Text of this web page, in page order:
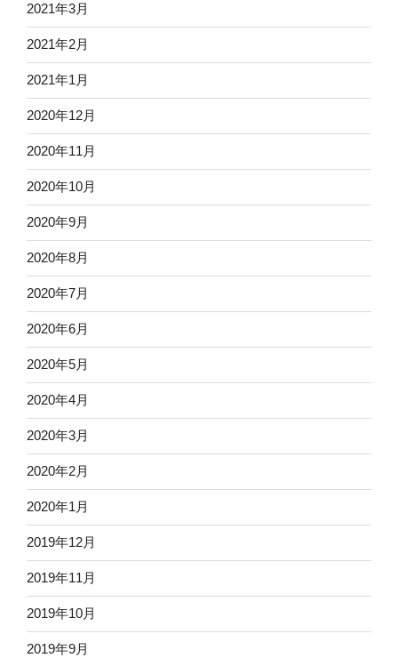
2021年3月
2021年2月
2021年1月
2020年12月
2020年11月
2020年10月
2020年9月
2020年8月
2020年7月
2020年6月
2020年5月
2020年4月
2020年3月
2020年2月
2020年1月
2019年12月
2019年11月
2019年10月
2019年9月